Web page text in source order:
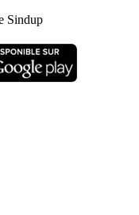
Sindup